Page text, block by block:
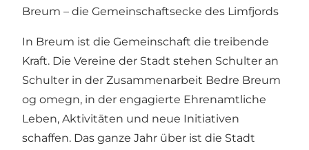
Breum – die Gemeinschaftsecke des Limfjords
In Breum ist die Gemeinschaft die treibende
Kraft. Die Vereine der Stadt stehen Schulter an
Schulter in der Zusammenarbeit Bedre Breum
og omegn, in der engagierte Ehrenamtliche
Leben, Aktivitäten und neue Initiativen
schaffen. Das ganze Jahr über ist die Stadt